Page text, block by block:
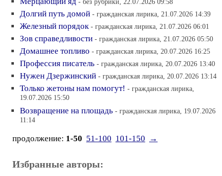
Долгий путь домой - гражданская лирика, 21.07.2026 14:39
Железный порядок - гражданская лирика, 21.07.2026 06:01
Зов справедливости - гражданская лирика, 21.07.2026 05:50
Домашнее топливо - гражданская лирика, 20.07.2026 16:25
Профессия писатель - гражданская лирика, 20.07.2026 13:40
Нужен Дзержинский - гражданская лирика, 20.07.2026 13:14
Только жетоны нам помогут! - гражданская лирика,
19.07.2026 15:50
Возвращение на площадь - гражданская лирика, 19.07.2026
11:14
продолжение: 1-50 51-100 101-150 →
Избранные авторы: